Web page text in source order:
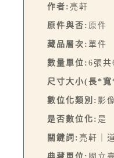
作者: 亮軒
原件與否: 原件
藏品層次: 單件
數量單位: 6張共
尺寸大小(長*
數位化類別: 影
是否數位化: 是
關鍵詞: 亮軒｜